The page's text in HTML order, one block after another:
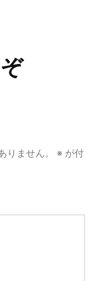
りません。 ※ が付